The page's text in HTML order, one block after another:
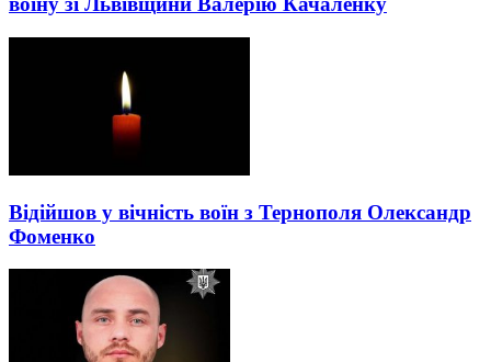
Відійшов у вічність воїн з Тернополя Олександр
Фоменко